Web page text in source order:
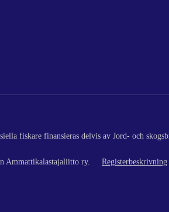
fiskare finansieras delvis av Jord- och
Ammattikalastajaliitto ry. Registerbeskrivning